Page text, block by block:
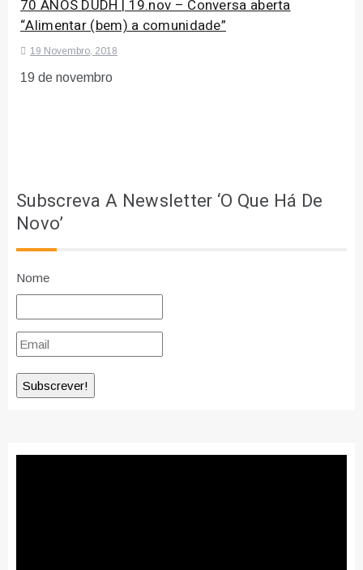
70 ANOS DUDH | 19.nov – Conversa aberta
“Alimentar (bem) a comunidade”
19 Novembro, 2018
19 de novembro
Subscreva A Newsletter ‘O Que Há De
Novo’
Nome